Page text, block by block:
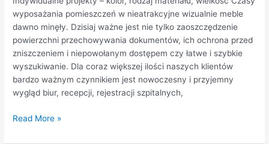
wyposażania pomieszczeń w nieatrakcyjne wizualnie meble
dawno minęły. Dzisiaj ważne jest nie tylko zaoszczędzenie
powierzchni przechowywania dokumentów, ich ochrona przed
zniszczeniem i niepowołanym dostępem czy łatwe i szybkie
wyszukiwanie. Dla coraz większej ilości naszych klientów
bardzo ważnym czynnikiem jest nowoczesny i przyjemny
wygląd biur, recepcji, rejestracji szpitalnych,
biurowej
Read More »